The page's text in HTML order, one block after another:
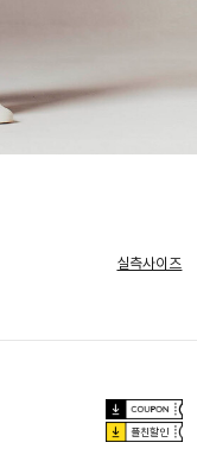
실측사이즈
플친할인